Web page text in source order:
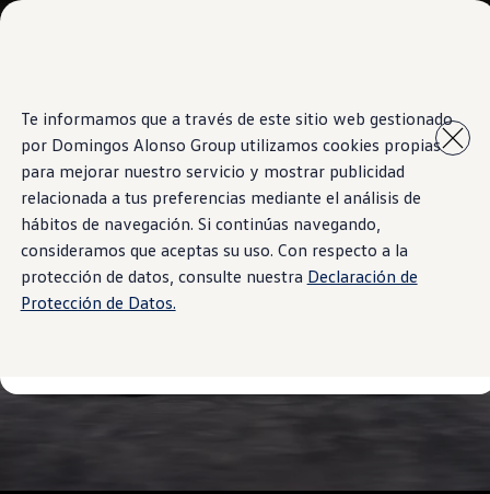
Te informamos que a través de este sitio web gestionado
por Domingos Alonso Group utilizamos cookies propias
para mejorar nuestro servicio y mostrar publicidad
relacionada a tus preferencias mediante el análisis de
hábitos de navegación. Si continúas navegando,
consideramos que aceptas su uso. Con respecto a la
protección de datos, consulte nuestra Declaración de
Protección de Datos.
contenido
principal
a pie
de
página
Marca y Experiencia
Volkswagen Venezuela
Latin NCAP
Espacio Exclusivo para Prensa
Tengo un Volkswagen
Postventas
Servicios
Piezas originales
Manuales Volkswagen
Takata airbag recall campaign